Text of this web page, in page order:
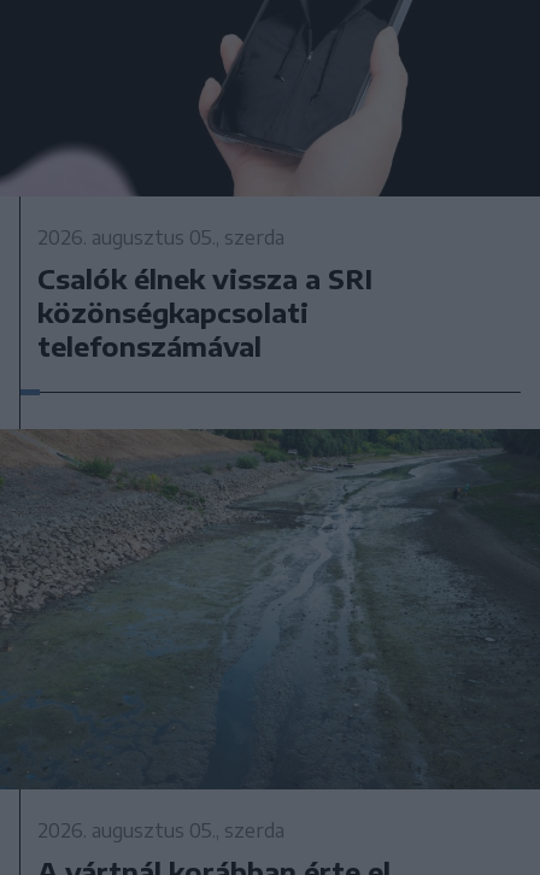
2026. augusztus 05., szerda
Csalók élnek vissza a SRI
közönségkapcsolati
telefonszámával
2026. augusztus 05., szerda